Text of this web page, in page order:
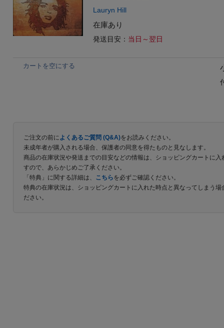
Lauryn Hill
在庫あり
発送目安： 当日～翌日
カートを空にする
ご注文の前によくあるご質問 (Q&A)をお読みください。
未成年者が購入される場合、保護者の同意を得たものと見なします。
商品の在庫状況や発送までの目安などの情報は、ショッピングカートに
すので、あらかじめご了承ください。
「特典」に関する詳細は、 こちらを必ずご確認ください。
特典の在庫状況は、ショッピングカートに入れた時点と異なってしまう
ださい。